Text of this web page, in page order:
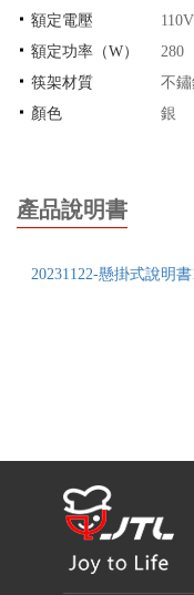
額定電壓
額定功率（W）
280
筷架材質
不鏽
顏色
銀
產品說明書
20231122-懸掛式說明